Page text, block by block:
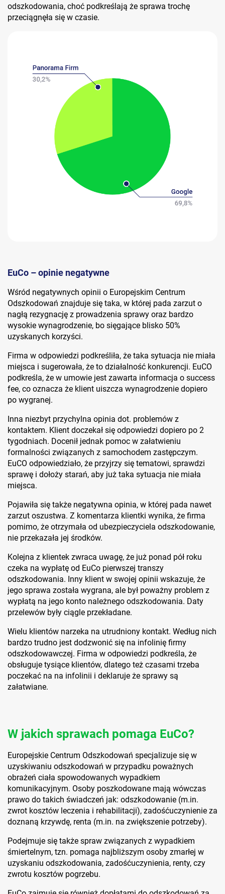
odszkodowania, choć podkreślają że sprawa trochę
przeciągnęła się w czasie.
EuCo – opinie negatywne
Wśród negatywnych opinii o Europejskim Centrum
Odszkodowań znajduje się taka, w której pada zarzut o
nagłą rezygnację z prowadzenia sprawy oraz bardzo
wysokie wynagrodzenie, bo sięgające blisko 50%
uzyskanych korzyści.
Firma w odpowiedzi podkreśliła, że taka sytuacja nie miała
miejsca i sugerowała, że to działalność konkurencji. EuCO
podkreśla, że w umowie jest zawarta informacja o success
fee, co oznacza że klient uiszcza wynagrodzenie dopiero
po wygranej.
Inna niezbyt przychylna opinia dot. problemów z
kontaktem. Klient doczekał się odpowiedzi dopiero po 2
tygodniach. Docenił jednak pomoc w załatwieniu
formalności związanych z samochodem zastępczym.
EuCO odpowiedziało, że przyjrzy się tematowi, sprawdzi
sprawę i dołoży starań, aby już taka sytuacja nie miała
miejsca.
Pojawiła się także negatywna opinia, w której pada nawet
zarzut oszustwa. Z komentarza klientki wynika, że firma
pomimo, że otrzymała od ubezpieczyciela odszkodowanie,
nie przekazała jej środków.
Kolejna z klientek zwraca uwagę, że już ponad pół roku
czeka na wypłatę od EuCo pierwszej transzy
odszkodowania. Inny klient w swojej opinii wskazuje, że
jego sprawa została wygrana, ale był poważny problem z
wypłatą na jego konto należnego odszkodowania. Daty
przelewów były ciągle przekładane.
Wielu klientów narzeka na utrudniony kontakt. Według nich
bardzo trudno jest dodzwonić się na infolinię firmy
odszkodowawczej. Firma w odpowiedzi podkreśla, że
obsługuje tysiące klientów, dlatego też czasami trzeba
poczekać na na infolinii i deklaruje że sprawy są
załatwiane.
W jakich sprawach pomaga EuCo?
Europejskie Centrum Odszkodowań specjalizuje się w
uzyskiwaniu odszkodowań w przypadku poważnych
obrażeń ciała spowodowanych wypadkiem
komunikacyjnym. Osoby poszkodowane mają wówczas
prawo do takich świadczeń jak: odszkodowanie (m.in.
zwrot kosztów leczenia i rehabilitacji), zadośćuczynienie za
doznaną krzywdę, renta (m.in. na zwiększenie potrzeby).
Podejmuje się także spraw związanych z wypadkiem
śmiertelnym, tzn. pomaga najbliższym osoby zmarłej w
uzyskaniu odszkodowania, zadośćuczynienia, renty, czy
zwrotu kosztów pogrzebu.